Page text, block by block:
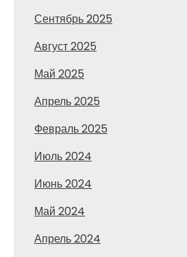
Сентябрь 2025
Август 2025
Май 2025
Апрель 2025
Февраль 2025
Июль 2024
Июнь 2024
Май 2024
Апрель 2024